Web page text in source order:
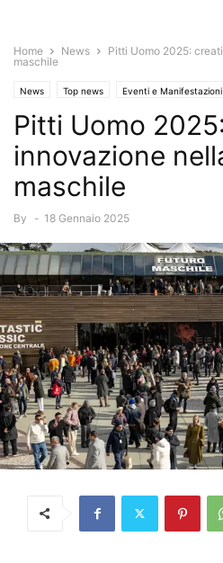
Home News
Pitti Uomo 2025:
maschile
News Top news Eventi e Manifestazioni
Pitti Uomo
innovazione
maschile
By - 18 Gennaio 2025